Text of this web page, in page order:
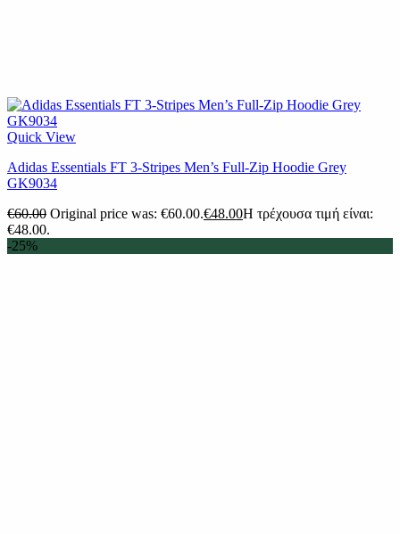
Quick View
Adidas Essentials FT 3-Stripes Men’s Full-Zip Hoodie Grey
GK9034
€60.00 Original price was: €60.00.€48.00Η τρέχουσα τιμή είναι:
€48.00.
-25%